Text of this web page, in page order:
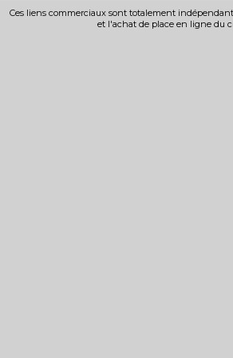
Ces liens commerciaux sont totalement
et l'achat de place en ligne du